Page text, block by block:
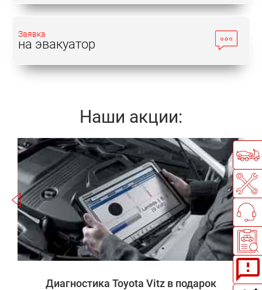
Заявка
на эвакуатор
Наши акции:
Записаться
Диагностика Toyota Vitz в подарок